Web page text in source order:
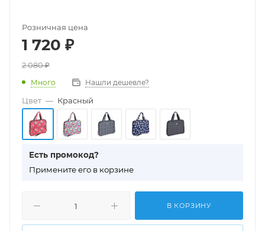
Розничная цена
1 720 ₽
2 080₽
Много Нашли дешевле?
Цвет — Красный
Есть промокод?
Примените его в корзине
В КОРЗИНУ